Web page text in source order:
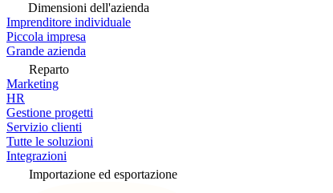
Dimensioni dell'azienda
Imprenditore individuale
Piccola impresa
Grande azienda
Reparto
Marketing
HR
Gestione progetti
Servizio clienti
Tutte le soluzioni
Integrazioni
Importazione ed esportazione